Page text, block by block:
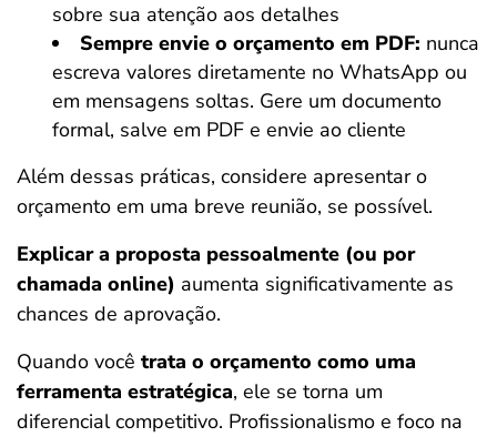
sobre sua atenção aos detalhes
Sempre envie o orçamento em PDF: nunca
escreva valores diretamente no WhatsApp ou
em mensagens soltas. Gere um documento
formal, salve em PDF e envie ao cliente
Além dessas práticas, considere apresentar o
orçamento em uma breve reunião, se possível.
Explicar a proposta pessoalmente (ou por
chamada online) aumenta significativamente as
chances de aprovação.
Quando você trata o orçamento como uma
ferramenta estratégica, ele se torna um
diferencial competitivo. Profissionalismo e foco na